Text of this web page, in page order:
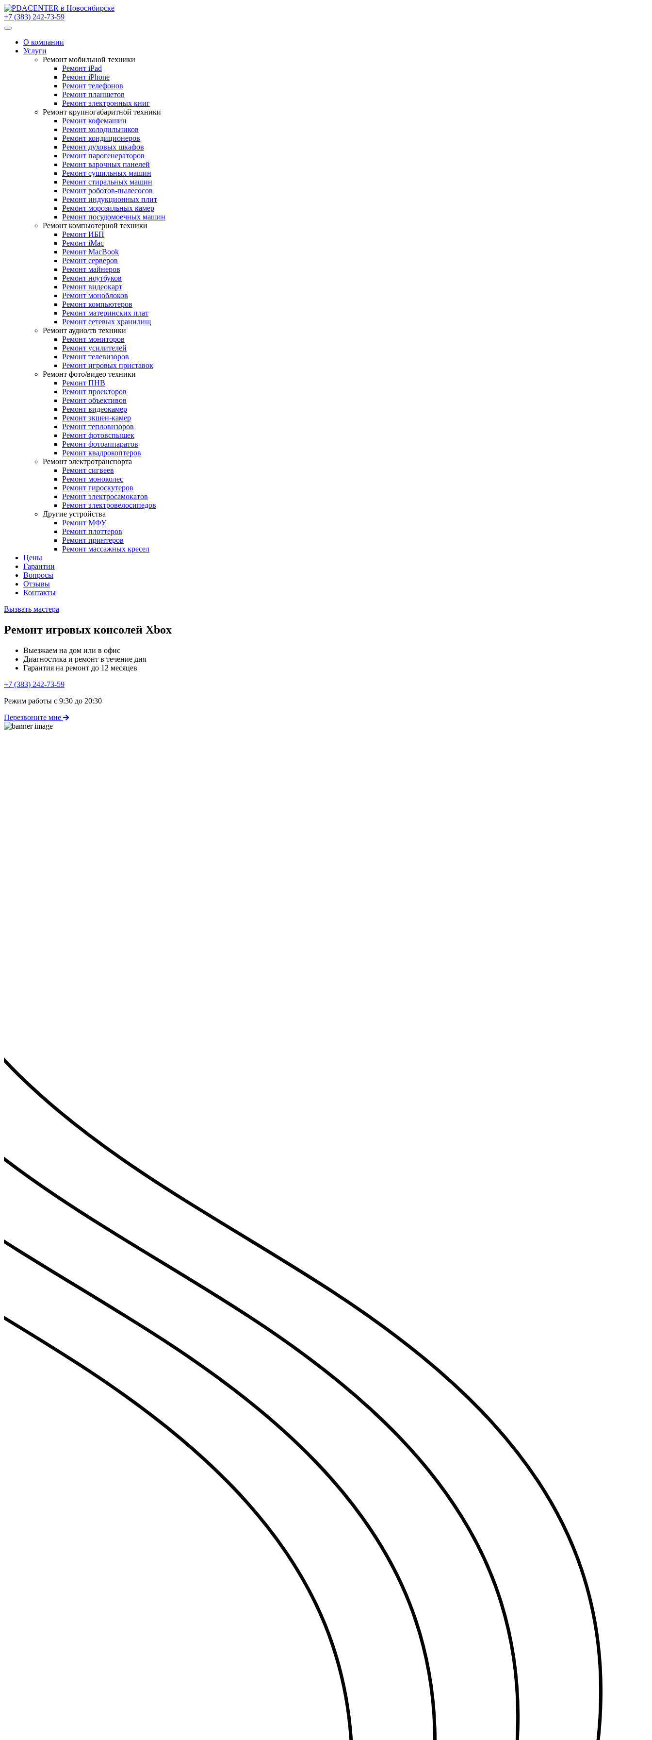
+7 (383) 242-73-59
О компании
Услуги
Ремонт мобильной техники
Ремонт iPad
Ремонт iPhone
Ремонт телефонов
Ремонт планшетов
Ремонт электронных книг
Ремонт крупногабаритной техники
Ремонт кофемашин
Ремонт холодильников
Ремонт кондиционеров
Ремонт духовых шкафов
Ремонт парогенераторов
Ремонт варочных панелей
Ремонт сушильных машин
Ремонт стиральных машин
Ремонт роботов-пылесосов
Ремонт индукционных плит
Ремонт морозильных камер
Ремонт посудомоечных машин
Ремонт компьютерной техники
Ремонт ИБП
Ремонт iMac
Ремонт MacBook
Ремонт серверов
Ремонт майнеров
Ремонт ноутбуков
Ремонт видеокарт
Ремонт моноблоков
Ремонт компьютеров
Ремонт материнских плат
Ремонт сетевых хранилищ
Ремонт аудио/тв техники
Ремонт мониторов
Ремонт усилителей
Ремонт телевизоров
Ремонт игровых приставок
Ремонт фото/видео техники
Ремонт ПНВ
Ремонт проекторов
Ремонт объективов
Ремонт видеокамер
Ремонт экшен-камер
Ремонт тепловизоров
Ремонт фотовспышек
Ремонт фотоаппаратов
Ремонт квадрокоптеров
Ремонт электротранспорта
Ремонт сигвеев
Ремонт моноколес
Ремонт гироскутеров
Ремонт электросамокатов
Ремонт электровелосипедов
Другие устройства
Ремонт МФУ
Ремонт плоттеров
Ремонт принтеров
Ремонт массажных кресел
Цены
Гарантии
Вопросы
Отзывы
Контакты
Вызвать мастера
Ремонт игровых консолей Xbox
Выезжаем на дом или в офис
Диагностика и ремонт в течение дня
Гарантия на ремонт до 12 месяцев
+7 (383) 242-73-59
Режим работы с 9:30 до 20:30
Перезвоните мне